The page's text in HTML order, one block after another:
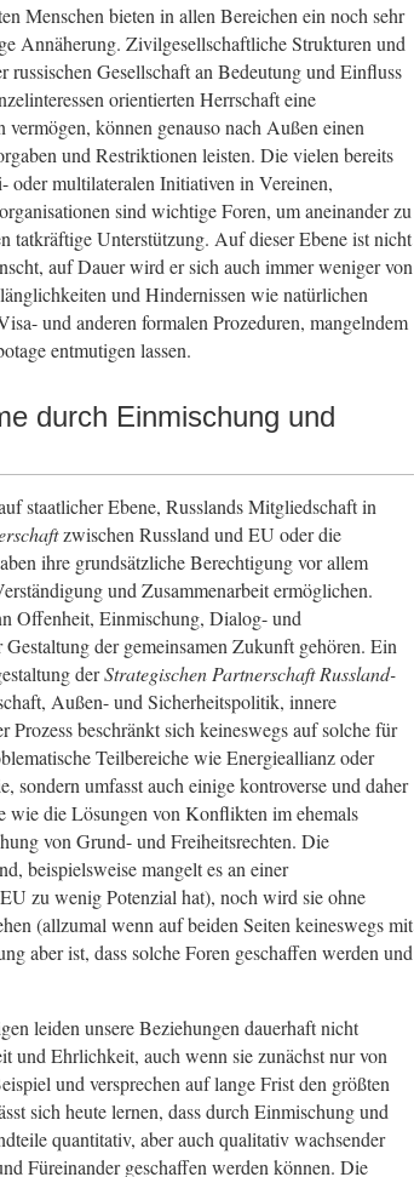
Menschen bieten in allen Bereichen ein noch sehr
Annäherung. Zivilgesellschaftliche Strukturen und
Gesellschaft an Bedeutung und Einfluss
orientierten Herrschaft eine
können genauso nach Außen einen
und Restriktionen leisten. Die vielen bereits
oder multilateralen Initiativen in Vereinen,
sind wichtige Foren, um aneinander zu
tatkräftige Unterstützung. Auf dieser Ebene ist nicht
auf Dauer wird er sich auch immer weniger von
und Hindernissen wie natürlichen
und anderen formalen Prozeduren, mangelndem
entmutigen lassen.
durch Einmischung und
staatlicher Ebene, Russlands Mitgliedschaft in
zwischen Russland und EU oder die
ihre grundsätzliche Berechtigung vor allem
und Zusammenarbeit ermöglichen.
Offenheit, Einmischung, Dialog- und
der gemeinsamen Zukunft gehören. Ein
derStrategischen Partnerschaft Russland-
Außen- und Sicherheitspolitik, innere
beschränkt sich keineswegs auf solche für
Teilbereiche wie Energieallianz oder
sondern umfasst auch einige kontroverse und daher
wie die Lösungen von Konflikten im ehemals
von Grund- und Freiheitsrechten. Die
beispielsweise mangelt es an einer
zu wenig Potenzial hat), noch wird sie ohne
(allzumal wenn auf beiden Seiten keineswegs mit
aber ist, dass solche Foren geschaffen werden und
leiden unsere Beziehungen dauerhaft nicht
Ehrlichkeit, auch wenn sie zunächst nur von
und versprechen auf lange Frist den größten
sich heute lernen, dass durch Einmischung und
quantitativ, aber auch qualitativ wachsender
Füreinander geschaffen werden können. Die